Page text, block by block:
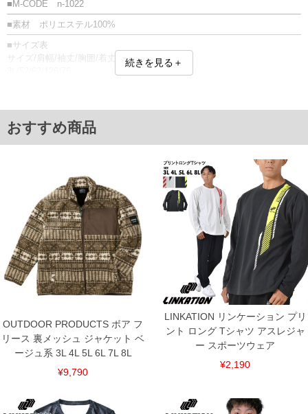
■M-CODE n-1022
■素材 ポリエステル100%
■サイズ表
サイズ/肩幅/袖丈/胸囲/着丈
6L/58/65/144/82
8L/62/67/152/86
単位はcm
返品交換希望の方は、商品到着後1週間以内にご連絡ください。
下着(肌着)やワイシャツは商品の性質上、返品交換不可とさせて頂いております。予め
ご了承くださいませ。
※【ボトムの裾上げをご希望の場合】
裾上げ料金は500円+税となります。
備考欄に股下●cmとご記入下さい。（裾上げ無料対象商品は1本につき税込6,000円以
上の品が対象。1本5,999円以下の商品は有料（500円+税）となります。）
出荷まで約1週間～20日間程お時間を頂く場合がございます。
尚、裾上げした商品は返品・交換不可となりますので、予めご了承下さい。
一部、お直しに対応出来ない商品がございます。(例：裾にファスナーや調節ひもが付
いている、極端なデザインが施されている等)
※商品によって若干のサイズの誤差がございます。また、お客様がご使用の環境（コ
ンピュータ画面）によって、商品の色味が若干異なる場合がございます。予めご了承
ください。
※当店での掲載商品は、実店鋪と在庫を共用しておりますので店頭での売り違い、店
舗からのお取り寄せ等により、お客様にご迷惑をお掛けしてしまう場合がございま
す。そのようなことがない様最大限に努めておりますが、もしあった場合速やかにご
連絡させて頂きますので予めご了承ください。
ITEM INTRODUCTION
続きを見る＋
おすすめ商品
OUTDOOR PRODUCTS ボア フ
リース 裏メッシュ ジャケット ベ
ージュ系 3L 4L 5L 6L 7L 8L
¥9,790
LINKATION リンケーション プリ
ント ロング Tシャツ アスレジャ
ー スポーツウェア
¥2,190